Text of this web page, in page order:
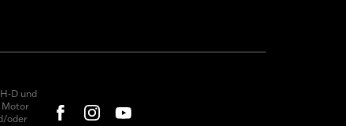
D und
Motor
oder